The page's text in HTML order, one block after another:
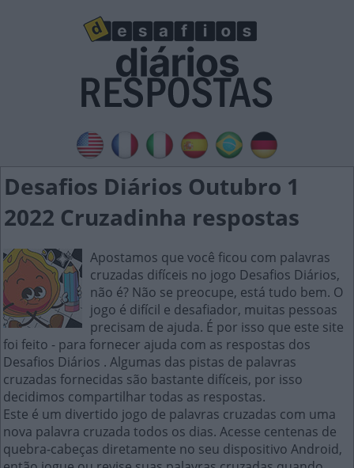
Desafios Diários Outubro 1
2022 Cruzadinha respostas
Apostamos que você ficou com palavras
cruzadas difíceis no jogo Desafios Diários,
não é? Não se preocupe, está tudo bem. O
jogo é difícil e desafiador, muitas pessoas
precisam de ajuda. É por isso que este site
foi feito - para fornecer ajuda com as respostas dos
Desafios Diários . Algumas das pistas de palavras
cruzadas fornecidas são bastante difíceis, por isso
decidimos compartilhar todas as respostas.
Este é um divertido jogo de palavras cruzadas com uma
nova palavra cruzada todos os dias. Acesse centenas de
quebra-cabeças diretamente no seu dispositivo Android,